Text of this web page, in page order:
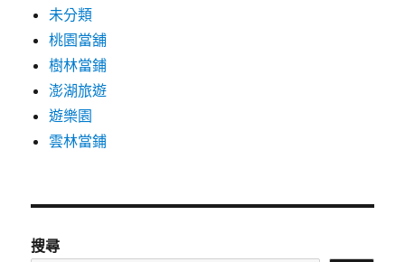
未分類
桃園當舖
樹林當鋪
澎湖旅遊
遊樂園
雲林當鋪
搜尋